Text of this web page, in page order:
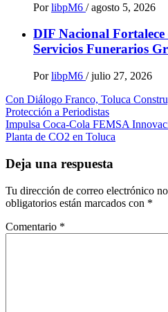
Por libpM6 / agosto 5, 2026
DIF Nacional
Servicios Funerarios
Por libpM6 / julio 27, 2026
Navegación
de
entradas
Con Diálogo Franco, Toluca
Protección a Periodistas
Impulsa Coca-Cola FEMSA
Planta de CO2 en Toluca
Deja una respuesta
Tu dirección de correo electrónico
obligatorios están marcados con *
Comentario *